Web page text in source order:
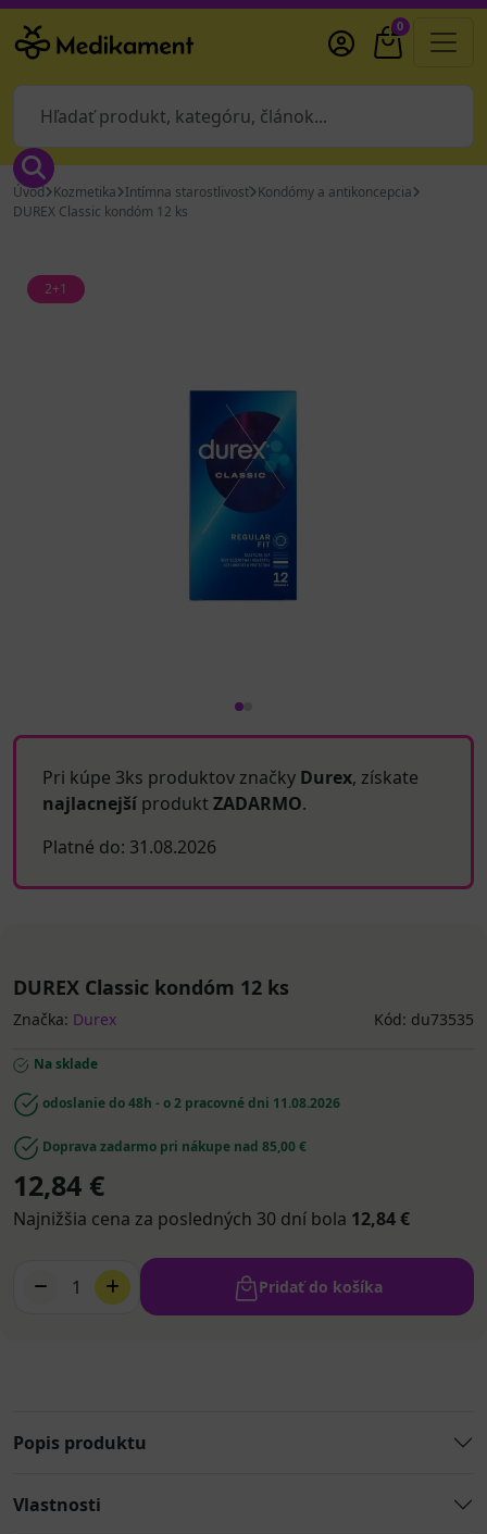
0
Úvod Kozmetika Intímna starostlivosť Kondómy a antikoncepcia
DUREX Classic kondóm 12 ks
Pri kúpe 3ks produktov značky Durex, získate
najlacnejší produkt ZADARMO.
Platné do: 31.08.2026
2+1
DUREX Classic kondóm 12 ks
Značka: Durex Kód: du73535
Na sklade
odoslanie do 48h - o 2 pracovné dni 11.08.2026
Doprava zadarmo pri nákupe nad 85,00 €
12,84 €
Najnižšia cena za posledných 30 dní bola 12,84 €
1 Pridať do košíka
Popis produktu
Vlastnosti